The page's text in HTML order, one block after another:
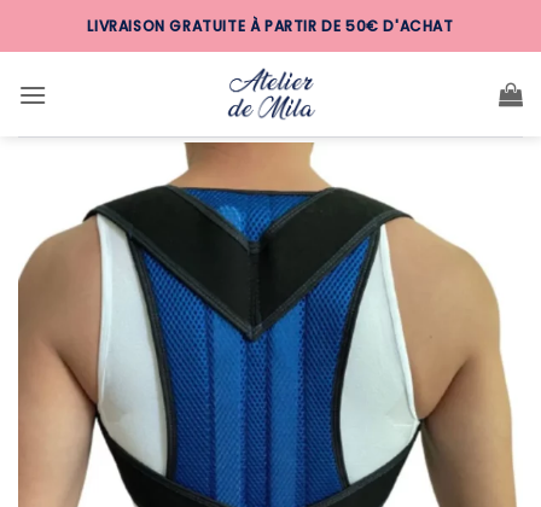
LIVRAISON GRATUITE À PARTIR DE 50€ D'ACHAT